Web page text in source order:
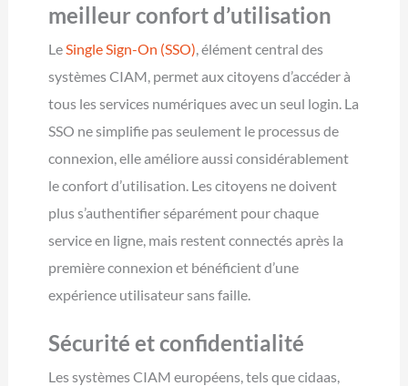
meilleur confort d’utilisation
Le Single Sign-On (SSO) , élément central des
systèmes CIAM, permet aux citoyens d’accéder à
tous les services numériques avec un seul login. La
SSO ne simplifie pas seulement le processus de
connexion, elle améliore aussi considérablement
le confort d’utilisation. Les citoyens ne doivent
plus s’authentifier séparément pour chaque
service en ligne, mais restent connectés après la
première connexion et bénéficient d’une
expérience utilisateur sans faille.
Sécurité et confidentialité
Les systèmes CIAM européens, tels que cidaas,